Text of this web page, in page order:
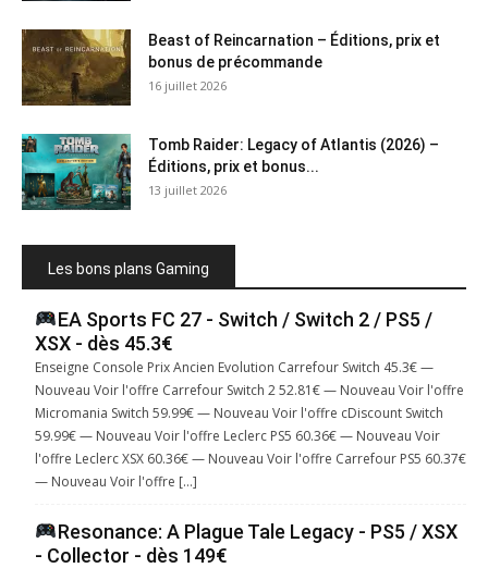
Beast of Reincarnation – Éditions, prix et
bonus de précommande
16 juillet 2026
Tomb Raider: Legacy of Atlantis (2026) –
Éditions, prix et bonus...
13 juillet 2026
Les bons plans Gaming
EA Sports FC 27 - Switch / Switch 2 / PS5 /
XSX - dès 45.3€
Enseigne Console Prix Ancien Evolution Carrefour Switch 45.3€ —
Nouveau Voir l'offre Carrefour Switch 2 52.81€ — Nouveau Voir l'offre
Micromania Switch 59.99€ — Nouveau Voir l'offre cDiscount Switch
59.99€ — Nouveau Voir l'offre Leclerc PS5 60.36€ — Nouveau Voir
l'offre Leclerc XSX 60.36€ — Nouveau Voir l'offre Carrefour PS5 60.37€
— Nouveau Voir l'offre […]
Resonance: A Plague Tale Legacy - PS5 / XSX
- Collector - dès 149€